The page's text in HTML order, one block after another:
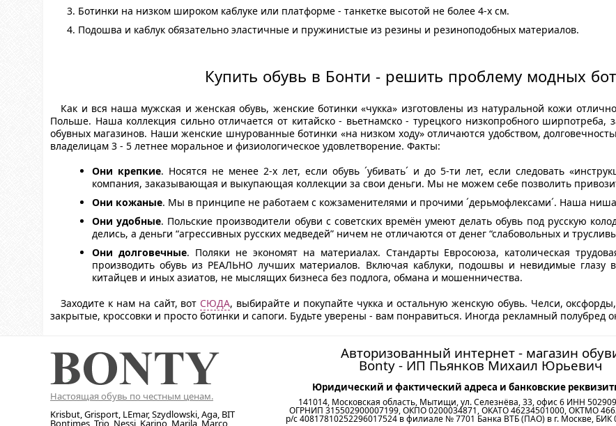
Ботинки на низком широком каблуке или платформе - танкетке высотой не более 4-х см.
Подошва и каблук обязательно эластичные и пружинистые из резины и резиноподобных материалов.
Купить обувь в Бонти - решить проблему модных
Как и вся наша мужская и женская обувь, женские ботинки «чукка» изготовлены из натуральной кожи
Польше. Наша коллекция сильно отличается от китайско - вьетнамско - турецкого низкопробного
обувных магазинов. Наши женские шнурованные ботинки «на низком ходу» отличаются удобством,
владелицам 3 - 5 летнее моральное и физиологическое удовлетворение. Факты:
Они крепкие. Носятся не менее 2-х лет, если обувь ´убивать´ и до 5-ти лет, если следовать
компания, заказывающая и выкупающая коллекции за свои деньги. Мы не можем себе позволить
Они кожаные. Мы в принципе не работаем с кожзаменителями и прочими ´дерьмофлексами´. Наша
Они удобные. Польские производители обуви с советских времён умеют делать обувь под русскую
делись, а деньги “агрессивных русских медведей” ничем не отличаются от денег “слабовольных и
Они долговечные. Поляки не экономят на материалах. Стандарты Евросоюза, католическая
производить обувь из РЕАЛЬНО лучших материалов. Включая каблуки, подошвы и невидимые глазу
китайцев и иных азиатов, не мыслящих бизнеса без подлога, обмана и мошенничества.
Заходите к нам на сайт, вот СЮДА, выбирайте и покупайте чукка и остальную женскую обувь. Челси,
закрытые, кроссовки и просто ботинки и сапоги. Будьте уверены - вам понравиться. Иногда рекламный полубред
Настоящая обувь по честным ценам.
Krisbut, Grisport, LEmar, Szydlowski, Aga, BIT
Bontimes, Trio, Nessi, Karino, Marila, Marco,
Авторизованный интернет - магазин
Bonty - ИП Пьянков Михаил Юрьевич
Юридический и фактический адреса и банковские
141014, Московская область, Мытищи, ул. Селезнёва, 33, офис 6 ИНН
ОГРНИП 315502900007199, ОКПО 0200034871, ОКАТО 46234501000, ОКТМО
р/с 40817810252296017524 в филиале № 7701 Банка ВТБ (ПАО) в г. Москве, БИК